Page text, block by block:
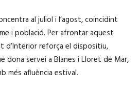
al juliol i l’agost, coincidint
i població. Per afrontar aquest
d’Interior reforça el dispositiu,
dona servei a Blanes i Lloret de Mar,
més afluència estival.